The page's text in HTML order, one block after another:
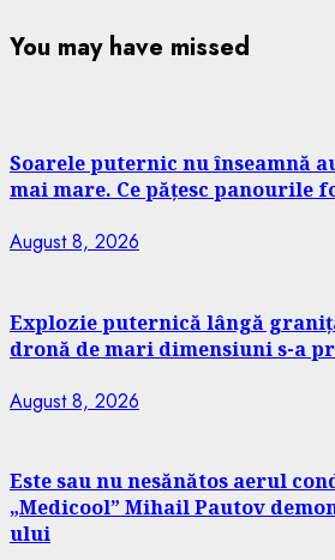
You may have missed
Soarele puternic nu înseamnă
mai mare. Ce pățesc panourile
August 8, 2026
Explozie puternică lângă
dronă de mari dimensiuni s-a
August 8, 2026
Este sau nu nesănătos aerul
„Medicool” Mihail Pautov
ului